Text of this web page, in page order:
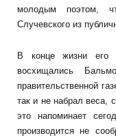
молодым поэтом,
Случевского из
В конце жизни его
восхищались
правительственной
так и не набрал веса,
это напоминает
производится не